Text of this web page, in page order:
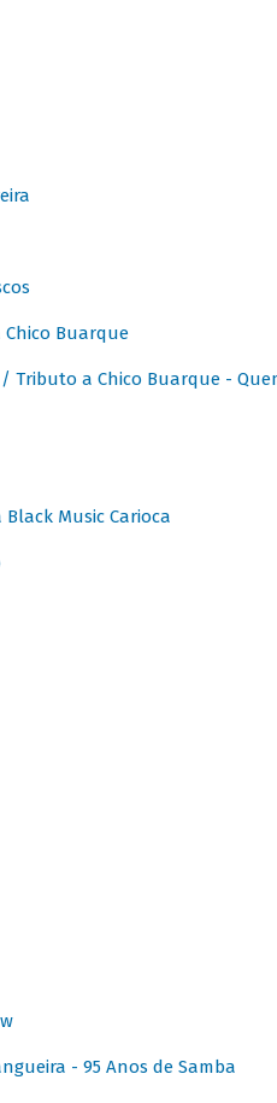
Chico Buarque
/ Tributo a Chico Buarque -
Black Music Carioca
- 95 Anos de Samba